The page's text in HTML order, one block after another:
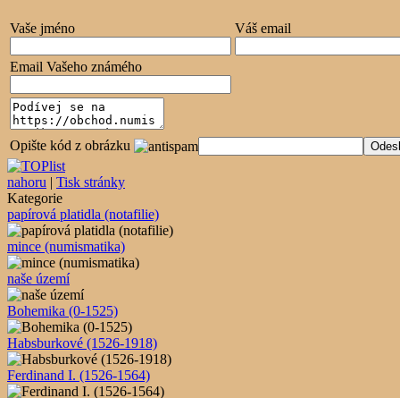
Vaše jméno Váš email
Email Vašeho známého
Opište kód z obrázku
nahoru | Tisk stránky
Kategorie
papírová platidla (notafilie)
mince (numismatika)
naše území
Bohemika (0-1525)
Habsburkové (1526-1918)
Ferdinand I. (1526-1564)